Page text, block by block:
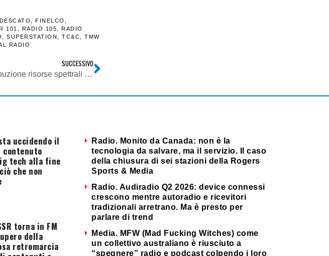
FINELCO
101 RADIO 105
RADIO
SUPERSTATION TC&C
TMW
RADIO
SUCCESSIVO
Tlc. Agcom pubblica analisi distribuzione risorse spettrali titolari diritti d’uso frequenze terrestri per servizi di tlc
uccidendo il
contenuto
tech alla fine
che non
torna in FM
della
retromarcia
Radio. Monito da Canada: non è la
tecnologia da salvare, ma il servizio. Il caso
della chiusura di sei stazioni della Rogers
Sports & Media
Radio. Audiradio Q2 2026: device connessi
crescono mentre autoradio e ricevitori
tradizionali arretrano. Ma è presto per
parlare di trend
Media. MFW (Mad Fucking Witches) come
un collettivo australiano è riusciuto a
“spegnere” radio e podcast colpendo i loro